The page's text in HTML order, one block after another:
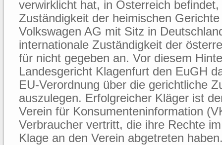
verwirklicht hat, in Österreich
Zuständigkeit der heimischen
Volkswagen AG mit Sitz in
internationale Zuständigkeit der
für nicht gegeben an. Vor diesem
Landesgericht Klagenfurt den EuGH
EU-Verordnung über die gerichtliche
auszulegen. Erfolgreicher Kläger ist
Verein für Konsumenteninformation
Verbraucher vertritt, die ihre Rechte
Klage an den Verein abgetreten